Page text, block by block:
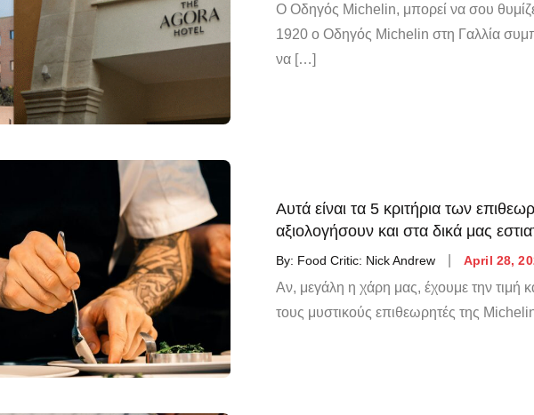
Ο Οδηγός Michelin, μπορεί να σου
1920 ο Οδηγός Michelin στη Γαλλία
να […]
Αυτά είναι τα 5 κριτήρια των
αξιολογήσουν και στα δικά μας
By: Food Critic: Nick Andrew April 28,
Αν, μεγάλη η χάρη μας, έχουμε την τιμή
τους μυστικούς επιθεωρητές της